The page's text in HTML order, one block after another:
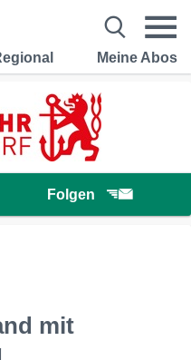
Meine Abos
Folgen
mit